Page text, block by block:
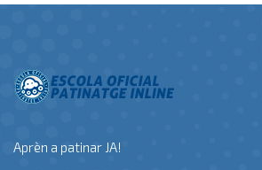
Aprèn a patinar JA!